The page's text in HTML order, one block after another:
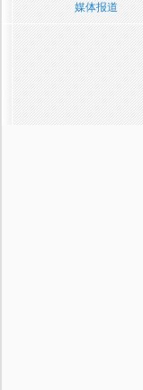
媒体报道